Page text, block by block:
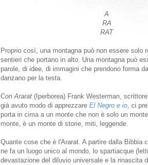
A
RA
RAT
Proprio così, una montagna può non essere solo
sentieri che portano in alto. Una montagna può
parole, di idee, di immagini che prendono forma
danzano per la testa.
ConArarat (Iperborea) Frank Westerman,
già avuto modo di apprezzare El Negro e io, ci
porta in cima a un monte che non è solo un
monte, è un monte di storie, miti, leggende.
Quante cose che è l'Ararat. A partire dalla Bibbia
ne fa un luogo unico al mondo, lo spartiacque
devastazione del diluvio universale e la rinascita